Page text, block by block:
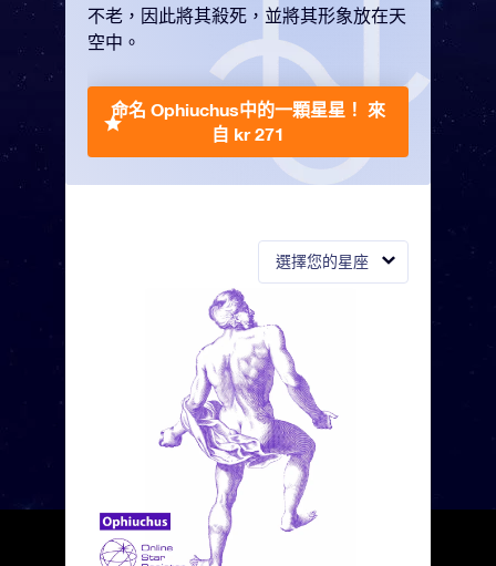
選擇您的星座
不老，因此將其殺死，並將其形象放在天
空中。
命名 Ophiuchus中的一顆星星！ 來
自 kr 271